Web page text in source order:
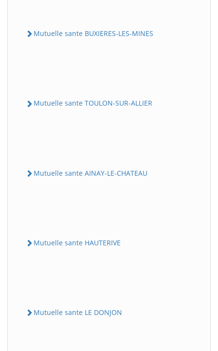
Mutuelle sante BUXIERES-LES-MINES
Mutuelle sante TOULON-SUR-ALLIER
Mutuelle sante AINAY-LE-CHATEAU
Mutuelle sante HAUTERIVE
Mutuelle sante LE DONJON